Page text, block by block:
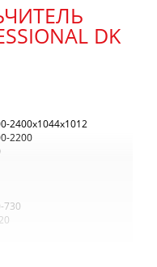
DK
2400х1044х1012
2200
730